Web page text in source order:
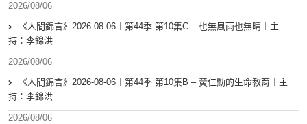
2026/08/06
《人間錦言》2026-08-06︱第44季 第10集C – 也無風雨也無晴︱主
持：李錦洪
2026/08/06
《人間錦言》2026-08-06︱第44季 第10集B – 黃仁勳的生命教育︱主
持：李錦洪
2026/08/06